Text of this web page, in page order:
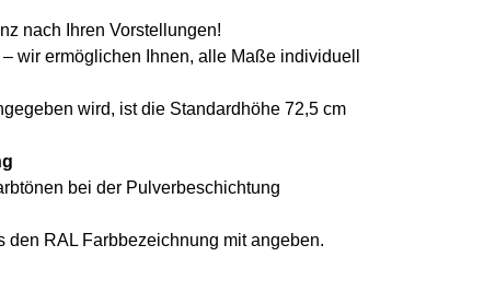
nach Ihren Vorstellungen!
wir ermöglichen Ihnen, alle Maße individuell
wird, ist die Standardhöhe 72,5 cm
bei der Pulverbeschichtung
den RAL Farbbezeichnung mit angeben.